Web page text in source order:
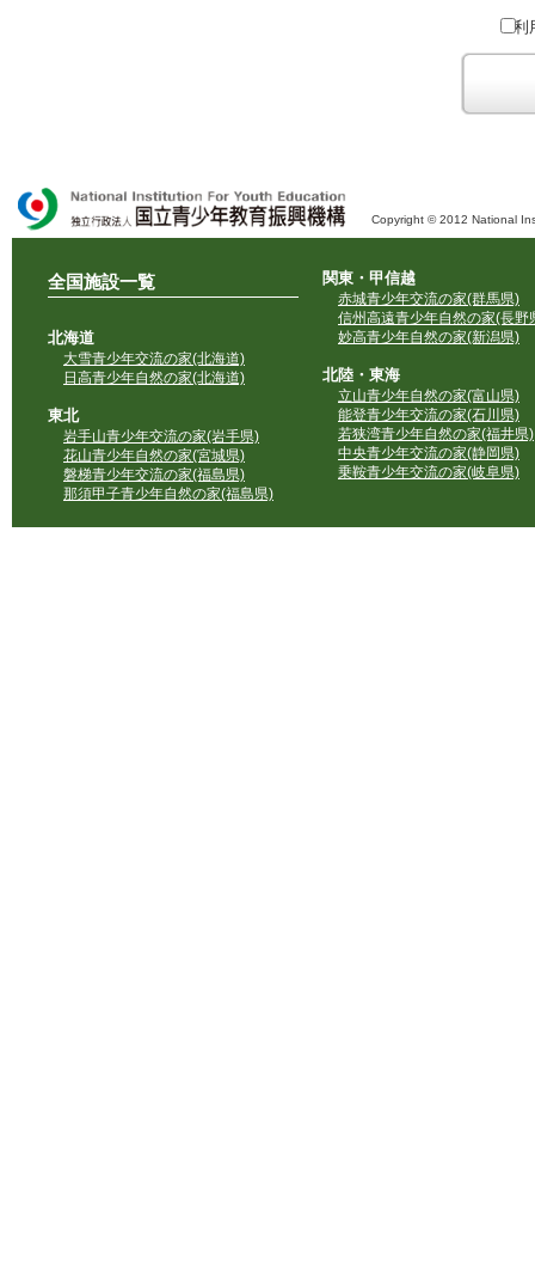
●特定の政党を支持、またはこれに反対するための政治教育その他の
●特定の宗教を支持、またはこれに反対するための宗教教育その他
域での勧誘活動を行ったり、自らの団体の活動をアピールする活動等)
利
Copyright © 2012 National
全国施設一覧
北海道
大雪青少年交流の家(北海道)
日高青少年自然の家(北海道)
東北
岩手山青少年交流の家(岩手県)
花山青少年自然の家(宮城県)
磐梯青少年交流の家(福島県)
那須甲子青少年自然の家(福島県)
関東・甲信越
赤城青少年交流の家(群馬県)
信州高遠青少年自然の家(長野
妙高青少年自然の家(新潟県)
北陸・東海
立山青少年自然の家(富山県)
能登青少年交流の家(石川県)
若狭湾青少年自然の家(福井県)
中央青少年交流の家(静岡県)
乗鞍青少年交流の家(岐阜県)